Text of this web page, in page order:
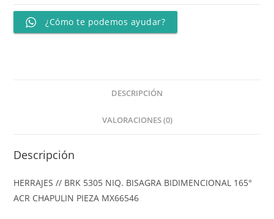
¿Cómo te podemos ayudar?
DESCRIPCIÓN
VALORACIONES (0)
Descripción
HERRAJES // BRK 5305 NIQ. BISAGRA BIDIMENCIONAL 165°
ACR CHAPULIN PIEZA MX66546